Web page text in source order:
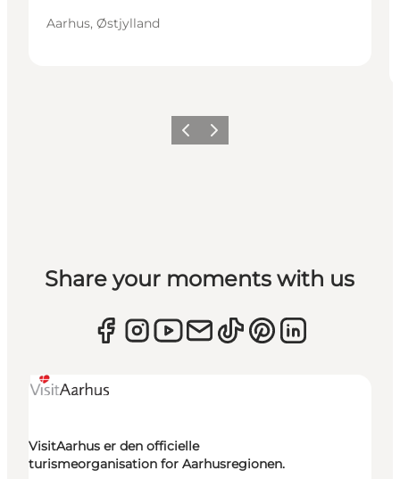
Aarhus, Østjylland
ForrigeNæste
Share your moments with us
VisitAarhus er den officielle
turismeorganisation for Aarhusregionen.